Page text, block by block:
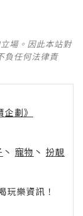
場。因此本站對
負任何法律責
劃》
丶 寵物 丶 扮靚
樂資訊！